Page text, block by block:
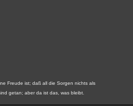
Freude ist; daß all die Sorgen nichts als
getan; aber da ist das, was bleibt.